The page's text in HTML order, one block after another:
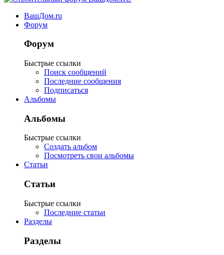
ВашДом.ru
Форум
Форум
Быстрые ссылки
Поиск сообщений
Последние сообщения
Подписаться
Альбомы
Альбомы
Быстрые ссылки
Создать альбом
Посмотреть свои альбомы
Статьи
Статьи
Быстрые ссылки
Последние статьи
Разделы
Разделы